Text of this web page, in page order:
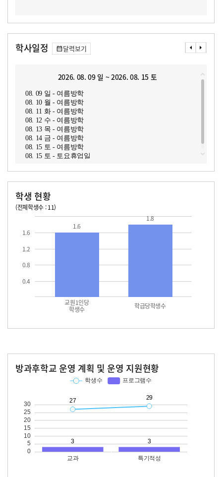
학사일정 달력보기
2026. 08. 09 일 ~ 2026. 08. 15 토
08. 09 일 - 여름방학
08. 10 월 - 여름방학
08. 11 화 - 여름방학
08. 12 수 - 여름방학
08. 13 목 - 여름방학
08. 14 금 - 여름방학
08. 15 토 - 여름방학
08. 15 토 - 토요휴업일
학생 현황
(전체학생수 : 11)
0.4
0.8
1.2
1.6
교원1인당
학생수 학급당학생수
1.6
1.8
방과후학교 운영 계획 및 운영 지원현황